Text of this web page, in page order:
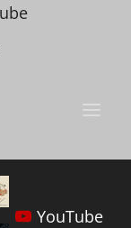
YouTube